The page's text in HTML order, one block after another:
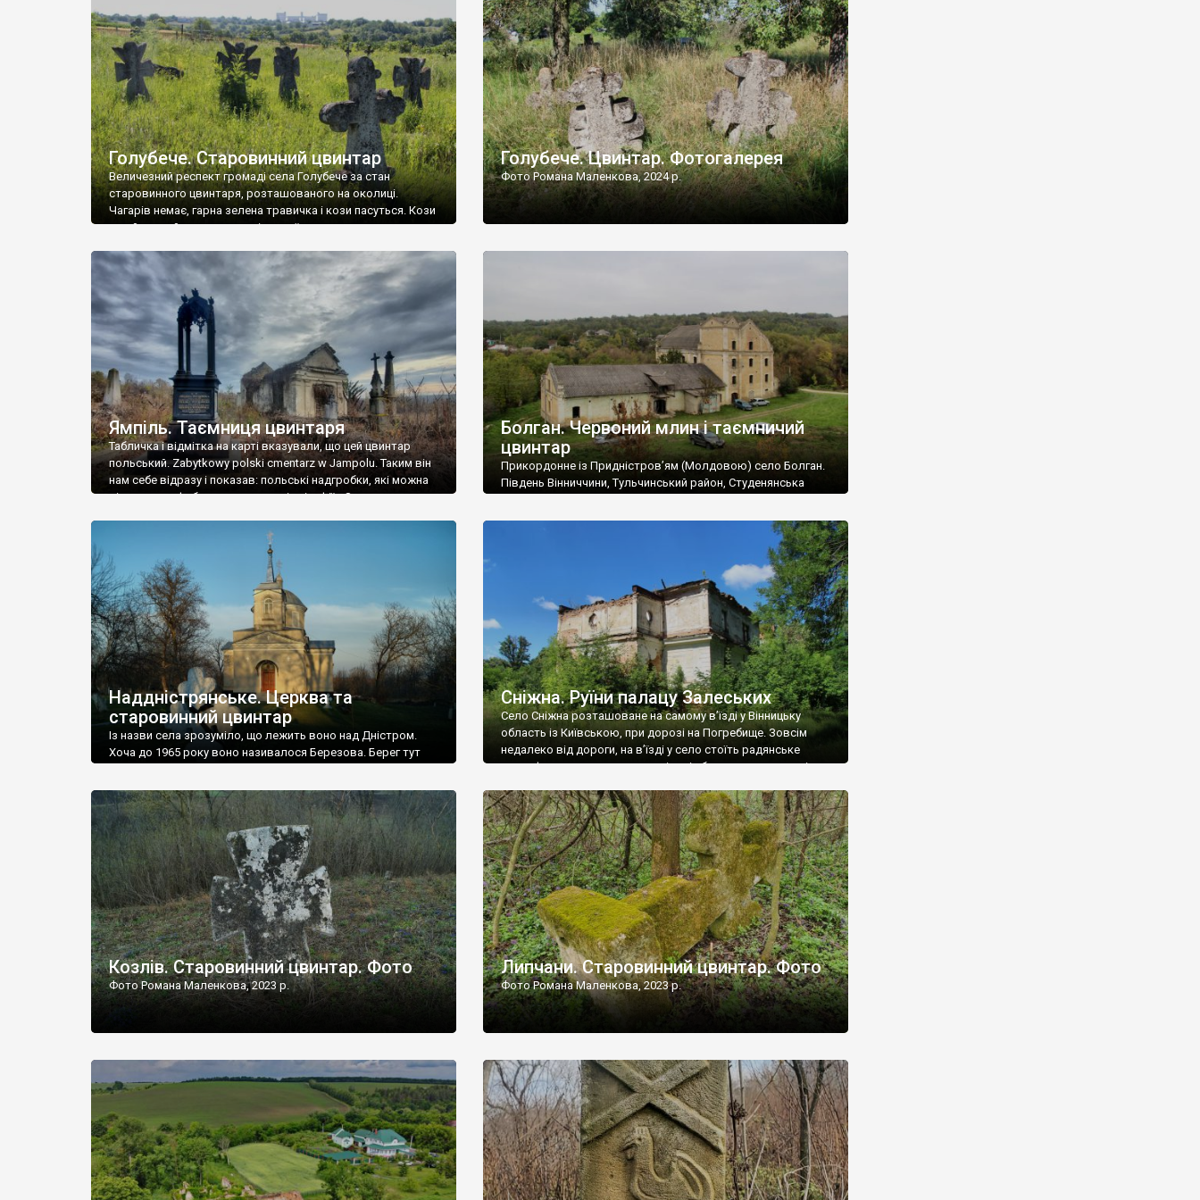
[…]
Голубече. Старовинний цвинтар
Величезний респект громаді села Голубече за стан
старовинного цвинтаря, розташованого на околиці.
Чагарів немає, гарна зелена травичка і кози пасуться. Кози
– найкращий регулятор шкідливої, для старих кладовищ,
бруньками, кози ті бруньки обгризають, бо то улюблений
делікатес. На цвинтарі у Голубечому ціла колекція
різноманітних форм хрестів. Село відносно невелике, […]
Голубече. Цвинтар. Фотогалерея
Фото Романа Маленкова, 2024 р.
Ямпіль. Таємниця цвинтаря
Табличка і відмітка на карті вказували, що цей цвинтар
польський. Zabytkowy polski cmentarz w Jampolu. Таким він
нам себе відразу і показав: польські надгробки, які можна
віднести до фабричних, польські епітафії… Загалом цвинтар
виявилося більше семи гектарів. Перше враження про
абсолютну звичайність польського цвинтаря виявилося
оманливим – […]
Болган. Червоний млин і таємничий
цвинтар
Прикордонне із Придністров’ям (Молдовою) село Болган.
Південь Вінниччини, Тульчинський район, Студенянська
старовинний цвинтар із кам’яними хрестами. Всі епітафії, які
збереглися, написані кирилицею, церковнослов’янською
мовою. За всіма традиційними ознаками – цвинтар
український. Хрести датуються 19 століттям. У 1924-1940
роках Болган […]
Наддністрянське. Церква та
старовинний цвинтар
Із назви села зрозуміло, що лежить воно над Дністром.
Хоча до 1965 року воно називалося Березова. Берег тут
Наддністрянське відрізняється від більшості навколишніх
сіл. У селі є мурована Михайлівська церква. Точної дати […]
Сніжна. Руїни палацу Залеських
Село Сніжна розташоване на самому в’їзді у Вінницьку
область із Київською, при дорозі на Погребище. Зовсім
недалеко від дороги, на в’їзді у село стоїть радянське
рельєфне пано, яке показує жінку і яблуню, а трохи далі,
дороги їх не видно, але видно дві стареньких колії у траві –
[…]
Козлів. Старовинний цвинтар. Фото
Фото Романа Маленкова, 2023 р.
Липчани. Старовинний цвинтар. Фото
Фото Романа Маленкова, 2023 р.